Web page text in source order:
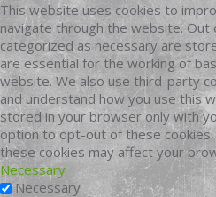
This website uses cookies to
navigate through the website.
categorized as necessary are
are essential for the working of
website. We also use third-party
and understand how you use this
stored in your browser only with
option to opt-out of these
these cookies may affect your
Necessary
Necessary